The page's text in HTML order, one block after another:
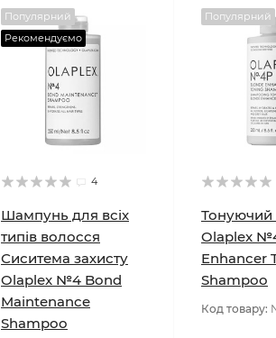
Популярний
Рекомендуємо
4
Шампунь для всіх
типів волосся
Сиситема захисту
Olaplex №4 Bond
Maintenance
Shampoo
Популярний
Olaplex
Enhancer
Shampoo
Код товару: